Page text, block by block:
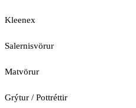
Kleenex
Salernisvörur
Matvörur
Grýtur / Pottréttir